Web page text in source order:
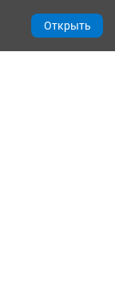
Открыть